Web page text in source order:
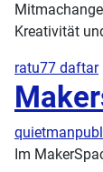
Kreativität
ratu77 daftar
Im